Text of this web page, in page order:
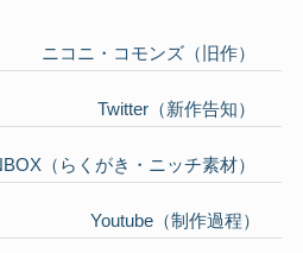
ニコニ・コモンズ（旧作）
Twitter（新作告知）
（らくがき・ニッチ素材）
Youtube（制作過程）